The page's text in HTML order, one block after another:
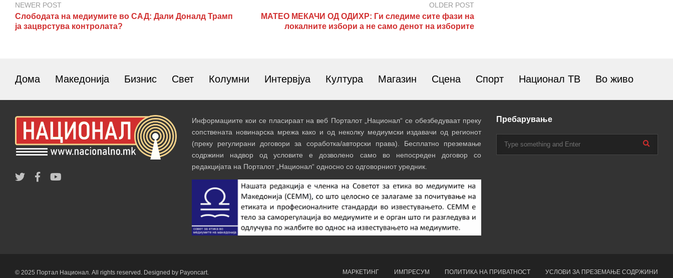
NEWER POST
Слободата на медиумите во САД: Дали Доналд Трамп
ја зацврстува контролата?
OLDER POST
МАТЕО МЕКАЧИ ОД ОДИХР: Ги следиме сите фази на
локалните избори а не само денот на изборите
Дома Македонија Бизнис Свет Колумни Интервјуа Култура Магазин Сцена Спорт Национал ТВ Во живо
Информациите кои се пласираат на веб Порталот „Национал“ се обезбедуваат преку
сопствената новинарска мрежа како и од неколку медиумски издавачи од регионот
(преку регулирани договори за соработка/авторски права). Бесплатно преземање
содржини надвор од условите е дозволено само во непосреден договор со
редакцијата на Порталот „Национал“ односно со одговорниот уредник.
Пребарување
© 2025 Портал Национал. All rights reserved. Designed by Payoncart. МАРКЕТИНГ ИМПРЕСУМ ПОЛИТИКА НА ПРИВАТНОСТ УСЛОВИ ЗА ПРЕЗЕМАЊЕ СОДРЖИНИ